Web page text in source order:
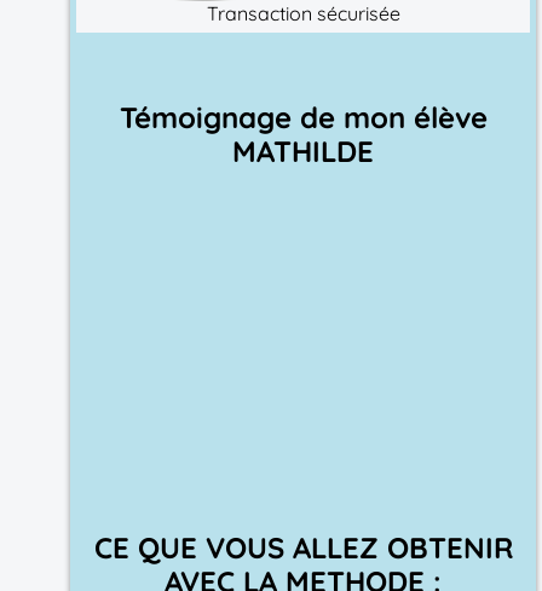
Transaction sécurisée
Témoignage de mon élève
MATHILDE
CE QUE VOUS ALLEZ OBTENIR
AVEC LA METHODE :